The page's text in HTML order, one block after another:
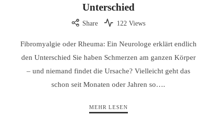
Unterschied
Share 122 Views
Fibromyalgie oder Rheuma: Ein Neurologe erklärt endlich
den Unterschied Sie haben Schmerzen am ganzen Körper
– und niemand findet die Ursache? Vielleicht geht das
schon seit Monaten oder Jahren so….
MEHR LESEN